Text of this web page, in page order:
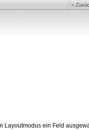
<
Layoutmodus ein Feld